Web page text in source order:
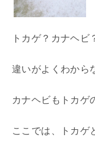
トカゲ？カナヘビ
違いがよくわから
カナヘビもトカゲ
ここでは、トカゲ